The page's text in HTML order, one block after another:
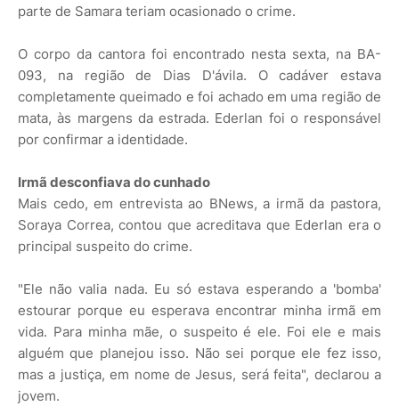
parte de Samara teriam ocasionado o crime.
O corpo da cantora foi encontrado nesta sexta, na BA-
093, na região de Dias D'ávila. O cadáver estava
completamente queimado e foi achado em uma região de
mata, às margens da estrada. Ederlan foi o responsável
por confirmar a identidade.
Irmã desconfiava do cunhado
Mais cedo, em entrevista ao BNews, a irmã da pastora,
Soraya Correa, contou que acreditava que Ederlan era o
principal suspeito do crime.
"Ele não valia nada. Eu só estava esperando a 'bomba'
estourar porque eu esperava encontrar minha irmã em
vida. Para minha mãe, o suspeito é ele. Foi ele e mais
alguém que planejou isso. Não sei porque ele fez isso,
mas a justiça, em nome de Jesus, será feita", declarou a
jovem.